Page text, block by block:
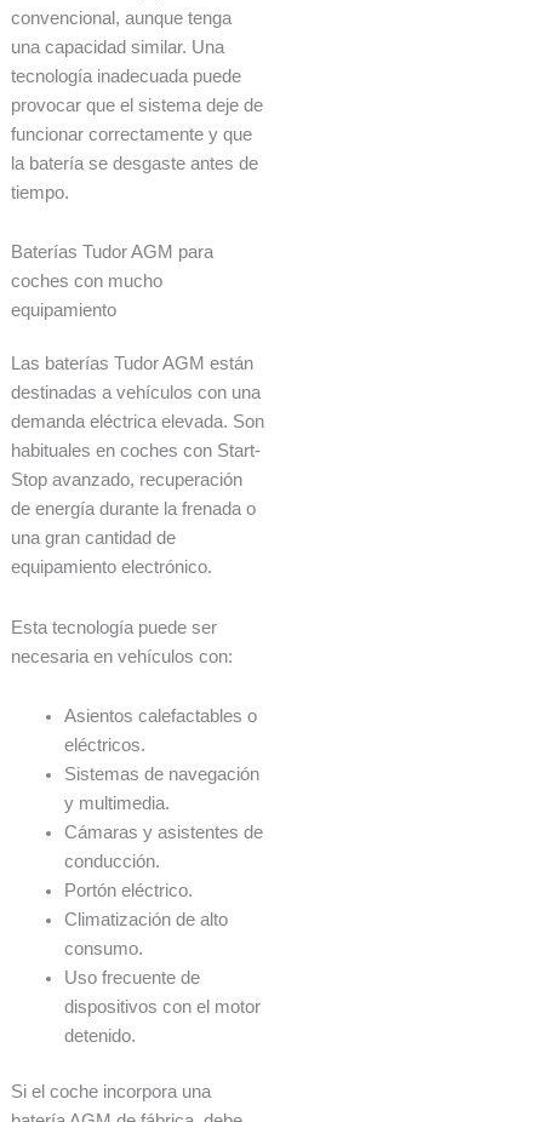
convencional, aunque tenga
una capacidad similar. Una
tecnología inadecuada puede
provocar que el sistema deje de
funcionar correctamente y que
la batería se desgaste antes de
tiempo.
Baterías Tudor AGM para
coches con mucho
equipamiento
Las baterías Tudor AGM están
destinadas a vehículos con una
demanda eléctrica elevada. Son
habituales en coches con Start-
Stop avanzado, recuperación
de energía durante la frenada o
una gran cantidad de
equipamiento electrónico.
Esta tecnología puede ser
necesaria en vehículos con:
Asientos calefactables o
eléctricos.
Sistemas de navegación
y multimedia.
Cámaras y asistentes de
conducción.
Portón eléctrico.
Climatización de alto
consumo.
Uso frecuente de
dispositivos con el motor
detenido.
Si el coche incorpora una